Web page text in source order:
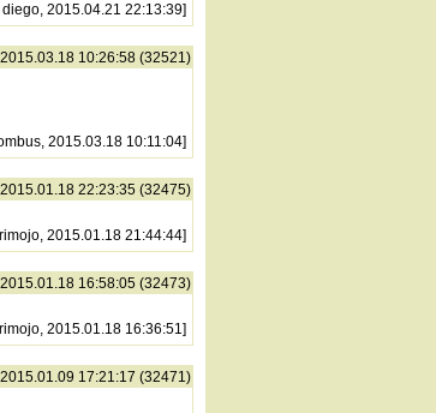
2015.04.21 22:13:39]
2015.03.18 10:26:58 (32521)
2015.03.18 10:11:04]
2015.01.18 22:23:35 (32475)
2015.01.18 21:44:44]
2015.01.18 16:58:05 (32473)
2015.01.18 16:36:51]
2015.01.09 17:21:17 (32471)